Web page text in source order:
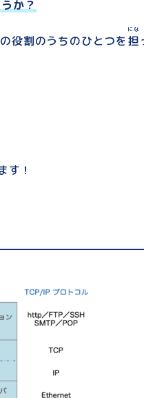
か？
役割のうちのひとつを 担
にな
す！